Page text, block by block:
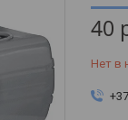
40
Нет в